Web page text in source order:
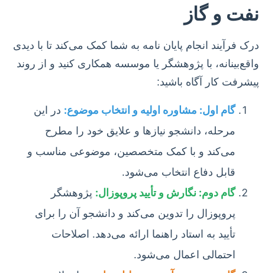
نفت و گاز
درک فرآیند انجام پایان نامه به شما کمک می‌کند تا با دیدی
واقع‌بینانه، با پژوهشگر یا موسسه همکاری کنید و از روند
پیشرفت کار آگاه باشید:
گام اول: مشاوره اولیه و انتخاب موضوع: در این
مرحله، دانشجو نیازها و علایق خود را مطرح
می‌کند و با کمک متخصصین، موضوعی مناسب و
قابل دفاع انتخاب می‌شود.
گام دوم: نگارش و تأیید پروپوزال: پژوهشگر
پروپوزال را تدوین می‌کند و دانشجو آن را برای
تأیید به استاد راهنما ارائه می‌دهد. اصلاحات
احتمالی اعمال می‌شود.